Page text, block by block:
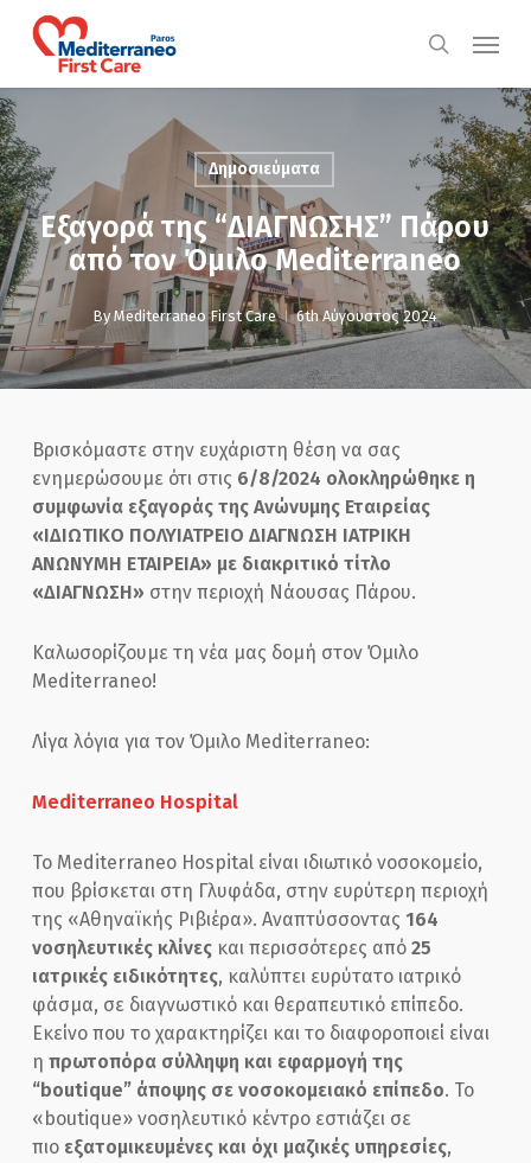
content
search
Menu
Δημοσιεύματα
Εξαγορά της “ΔΙΑΓΝΩΣΗΣ” Πάρου
από τον Όμιλο Mediterraneo
By Mediterraneo First Care 6th Αύγουστος 2024
Βρισκόμαστε στην ευχάριστη θέση να σας
ενημερώσουμε ότι στις 6/8/2024 ολοκληρώθηκε η
συμφωνία εξαγοράς της Ανώνυμης Εταιρείας
«ΙΔΙΩΤΙΚΟ ΠΟΛΥΙΑΤΡΕΙΟ ΔΙΑΓΝΩΣΗ ΙΑΤΡΙΚΗ
ΑΝΩΝΥΜΗ ΕΤΑΙΡΕΙΑ» με διακριτικό τίτλο
«ΔΙΑΓΝΩΣΗ» στην περιοχή Νάουσας Πάρου.
Καλωσορίζουμε τη νέα μας δομή στον Όμιλο
Mediterraneo!
Λίγα λόγια για τον Όμιλο Mediterraneo:
Mediterraneo Hospital
Το Mediterraneo Hospital είναι ιδιωτικό νοσοκομείο,
που βρίσκεται στη Γλυφάδα, στην ευρύτερη περιοχή
της «Αθηναϊκής Ριβιέρα». Αναπτύσσοντας 164
νοσηλευτικές κλίνεςκαι περισσότερες από 25
ιατρικές ειδικότητες, καλύπτει ευρύτατο ιατρικό
φάσμα, σε διαγνωστικό και θεραπευτικό επίπεδο.
Εκείνο που το χαρακτηρίζει και το διαφοροποιεί είναι
η πρωτοπόρα σύλληψη και εφαρμογή της
“boutique” άποψης σε νοσοκομειακό επίπεδο. Το
«boutique» νοσηλευτικό κέντρο εστιάζει σε
πιο εξατομικευμένες και όχι μαζικές υπηρεσίες,